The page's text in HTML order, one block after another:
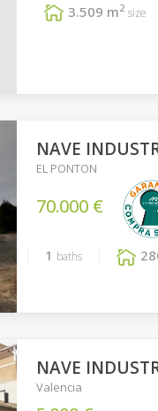
3.509 m2 size
NAVE
EL PONTON
70.000 €
1 baths
NAVE
Valencia